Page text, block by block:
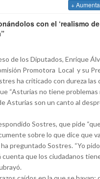
+
con el ‘realismo de
de los Diputados, Enrique
Promotora Local y su
ha criticado con dureza las
“Asturias no tiene
Asturias son un canto al
Sostres, que pide
sobre lo que dice que
preguntado Sostres. “Yo
cuenta que los ciudadanos